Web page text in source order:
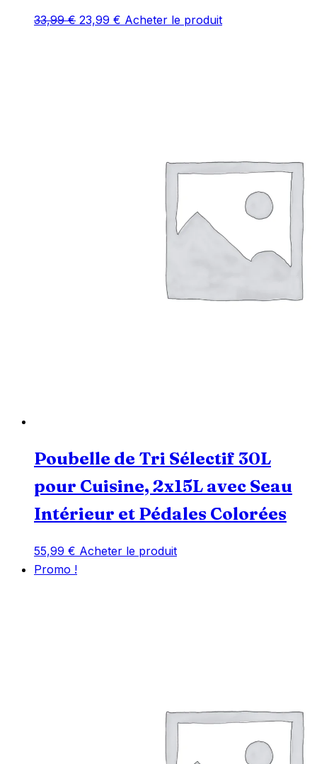
33,99€ Le
23,99 € Le
Acheter le produit
Poubelle de Tri Sélectif 30L
pour Cuisine, 2x15L avec Seau
Intérieur et Pédales Colorées
55,99 € Acheter le produit
Promo !